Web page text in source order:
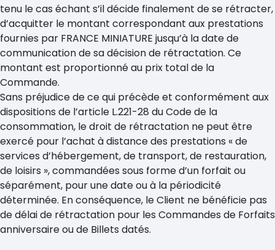
tenu le cas échant s’il décide finalement de se rétracter,
d’acquitter le montant correspondant aux prestations
fournies par FRANCE MINIATURE jusqu’à la date de
communication de sa décision de rétractation. Ce
montant est proportionné au prix total de la
Commande.
Sans préjudice de ce qui précède et conformément aux
dispositions de l’article L.221-28 du Code de la
consommation, le droit de rétractation ne peut être
exercé pour l’achat à distance des prestations « de
services d’hébergement, de transport, de restauration,
de loisirs », commandées sous forme d’un forfait ou
séparément, pour une date ou à la périodicité
déterminée. En conséquence, le Client ne bénéficie pas
de délai de rétractation pour les Commandes de Forfaits
anniversaire ou de Billets datés.